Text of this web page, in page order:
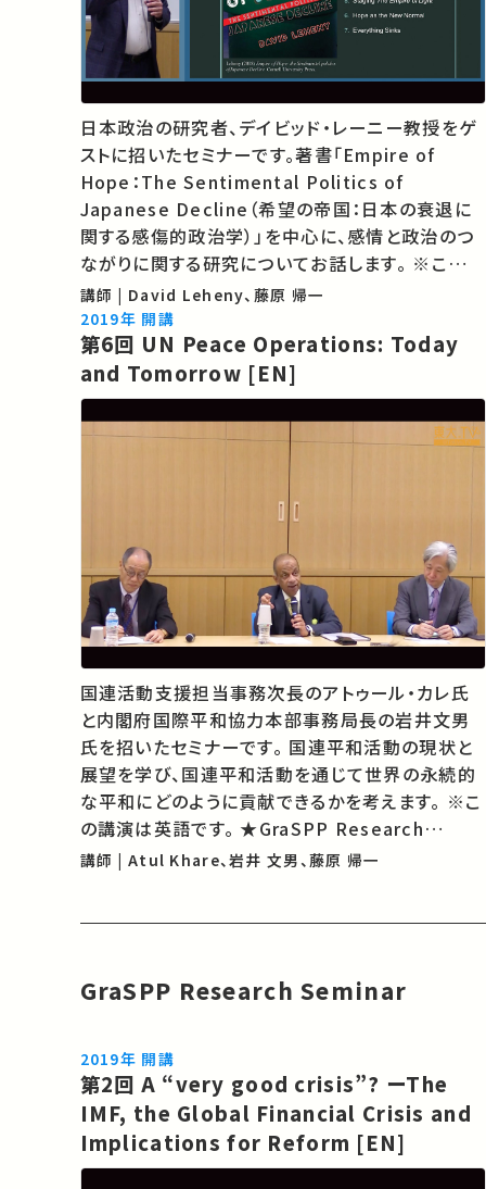
日本政治の研究者、デイビッド・レーニー教授をゲ
ストに招いたセミナーです。著書「Empire of
Hope：The Sentimental Politics of
Japanese Decline（希望の帝国：日本の衰退に
関する感傷的政治学）」を中心に、感情と政治のつ
ながりに関する研究についてお話します。 ※この講
演は英語です。 ★GraSPP Research Seminar
については こちら ★SSUセミナーについては こち
ら 主催：東京大学公共政策大学院、東京大学未
来…
講師 | David Leheny、藤原 帰一
2019年 開講
第6回 UN Peace Operations: Today
and Tomorrow [EN]
国連活動支援担当事務次長のアトゥール・カレ氏
と内閣府国際平和協力本部事務局長の岩井文男
氏を招いたセミナーです。 国連平和活動の現状と
展望を学び、国連平和活動を通じて世界の永続的
な平和にどのように貢献できるかを考えます。 ※こ
の講演は英語です。 ★GraSPP Research
Seminar については こちら ★SSUフォーラムに
講師 | Atul Khare、岩井 文男、藤原 帰一
GraSPP Research Seminar
2019年 開講
第2回 A “very good crisis”? ーThe
IMF, the Global Financial Crisis and
Implications for Reform [EN]